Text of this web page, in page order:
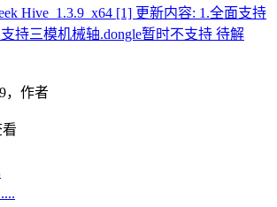
Hive_1.3.9_x64 [1] 更新内容: 1.全面支持
持三模机械轴.dongle暂时不支持 待解
，作者